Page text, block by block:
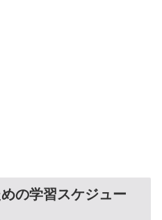
の学習スケジュー